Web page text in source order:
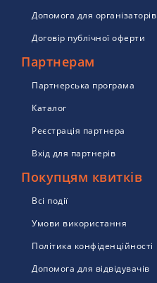
Допомога для організаторів
Договір публічної оферти
Партнерам
Партнерська програма
Каталог
Реєстрація партнера
Вхід для партнерів
Покупцям квитків
Всі події
Умови використання
Політика конфіденційності
Допомога для відвідувачів